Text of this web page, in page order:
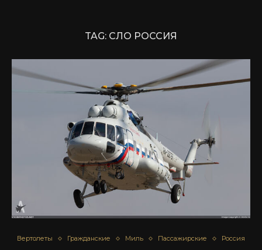
TAG: СЛО РОССИЯ
Вертолеты Гражданские Миль Пассажирские Россия